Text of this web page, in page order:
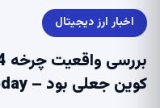
اخبار ارز دیجیتال
کوین جعلی بود – U.Today